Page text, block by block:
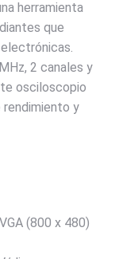
herramienta
que
2 canales y
osciloscopio
y
(800 x 480)